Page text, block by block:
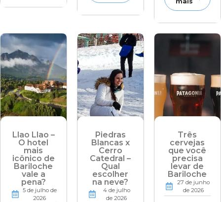
Llao Llao –
O hotel
mais
icônico de
Bariloche
vale a
pena?
5 de julho de
2026
Piedras
Blancas x
Cerro
Catedral –
Qual
escolher
na neve?
4 de julho
de 2026
Três
cervejas
que você
precisa
levar de
Bariloche
27 de junho
de 2026